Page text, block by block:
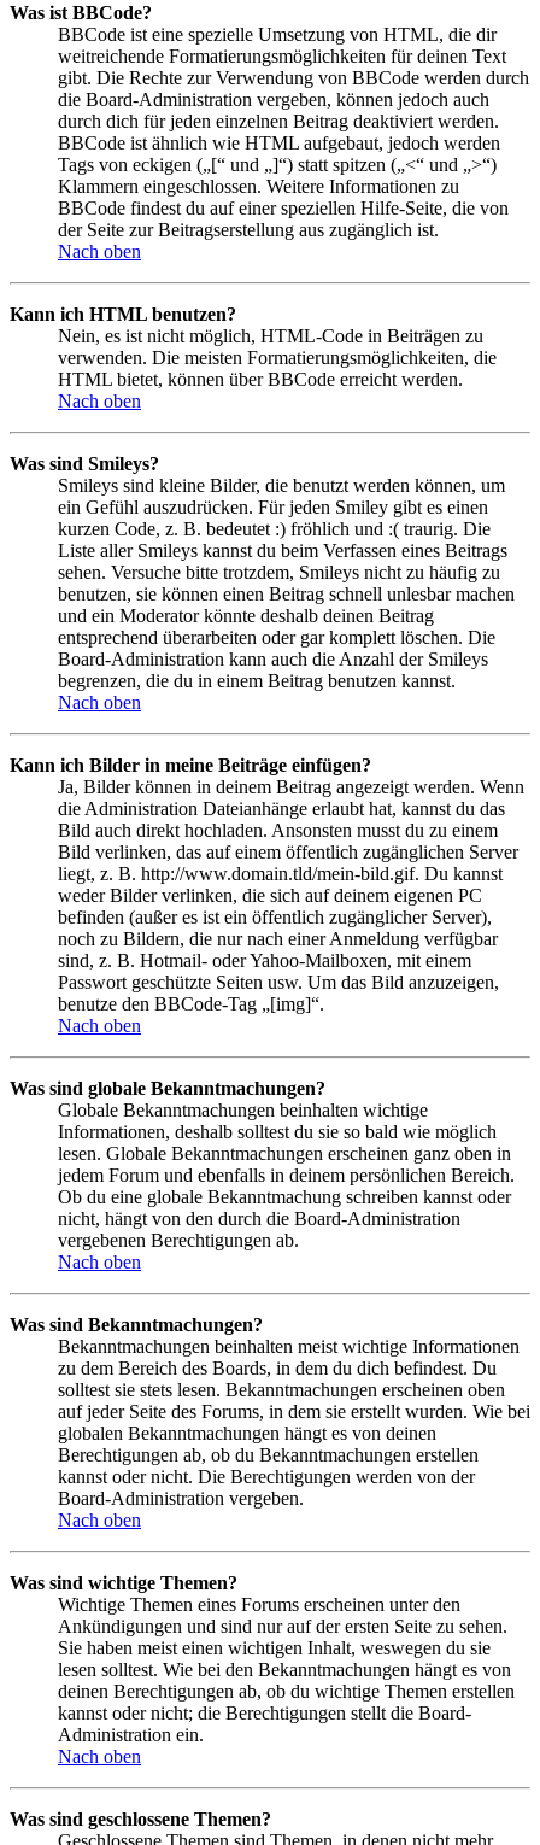
Was ist BBCode?
BBCode ist eine spezielle Umsetzung von HTML, die dir
weitreichende Formatierungsmöglichkeiten für deinen Text
gibt. Die Rechte zur Verwendung von BBCode werden durch
die Board-Administration vergeben, können jedoch auch
durch dich für jeden einzelnen Beitrag deaktiviert werden.
BBCode ist ähnlich wie HTML aufgebaut, jedoch werden
Tags von eckigen („[“ und „]“) statt spitzen („<“ und „>“)
Klammern eingeschlossen. Weitere Informationen zu
BBCode findest du auf einer speziellen Hilfe-Seite, die von
der Seite zur Beitragserstellung aus zugänglich ist.
Nach oben
Kann ich HTML benutzen?
Nein, es ist nicht möglich, HTML-Code in Beiträgen zu
verwenden. Die meisten Formatierungsmöglichkeiten, die
HTML bietet, können über BBCode erreicht werden.
Nach oben
Was sind Smileys?
Smileys sind kleine Bilder, die benutzt werden können, um
ein Gefühl auszudrücken. Für jeden Smiley gibt es einen
kurzen Code, z. B. bedeutet :) fröhlich und :( traurig. Die
Liste aller Smileys kannst du beim Verfassen eines Beitrags
sehen. Versuche bitte trotzdem, Smileys nicht zu häufig zu
benutzen, sie können einen Beitrag schnell unlesbar machen
und ein Moderator könnte deshalb deinen Beitrag
entsprechend überarbeiten oder gar komplett löschen. Die
Board-Administration kann auch die Anzahl der Smileys
begrenzen, die du in einem Beitrag benutzen kannst.
Nach oben
Kann ich Bilder in meine Beiträge einfügen?
Ja, Bilder können in deinem Beitrag angezeigt werden. Wenn
die Administration Dateianhänge erlaubt hat, kannst du das
Bild auch direkt hochladen. Ansonsten musst du zu einem
Bild verlinken, das auf einem öffentlich zugänglichen Server
liegt, z. B. http://www.domain.tld/mein-bild.gif. Du kannst
weder Bilder verlinken, die sich auf deinem eigenen PC
befinden (außer es ist ein öffentlich zugänglicher Server),
noch zu Bildern, die nur nach einer Anmeldung verfügbar
sind, z. B. Hotmail- oder Yahoo-Mailboxen, mit einem
Passwort geschützte Seiten usw. Um das Bild anzuzeigen,
benutze den BBCode-Tag „[img]“.
Nach oben
Was sind globale Bekanntmachungen?
Globale Bekanntmachungen beinhalten wichtige
Informationen, deshalb solltest du sie so bald wie möglich
lesen. Globale Bekanntmachungen erscheinen ganz oben in
jedem Forum und ebenfalls in deinem persönlichen Bereich.
Ob du eine globale Bekanntmachung schreiben kannst oder
nicht, hängt von den durch die Board-Administration
vergebenen Berechtigungen ab.
Nach oben
Was sind Bekanntmachungen?
Bekanntmachungen beinhalten meist wichtige Informationen
zu dem Bereich des Boards, in dem du dich befindest. Du
solltest sie stets lesen. Bekanntmachungen erscheinen oben
auf jeder Seite des Forums, in dem sie erstellt wurden. Wie bei
globalen Bekanntmachungen hängt es von deinen
Berechtigungen ab, ob du Bekanntmachungen erstellen
kannst oder nicht. Die Berechtigungen werden von der
Board-Administration vergeben.
Nach oben
Was sind wichtige Themen?
Wichtige Themen eines Forums erscheinen unter den
Ankündigungen und sind nur auf der ersten Seite zu sehen.
Sie haben meist einen wichtigen Inhalt, weswegen du sie
lesen solltest. Wie bei den Bekanntmachungen hängt es von
deinen Berechtigungen ab, ob du wichtige Themen erstellen
kannst oder nicht; die Berechtigungen stellt die Board-
Administration ein.
Nach oben
Was sind geschlossene Themen?
Geschlossene Themen sind Themen, in denen nicht mehr